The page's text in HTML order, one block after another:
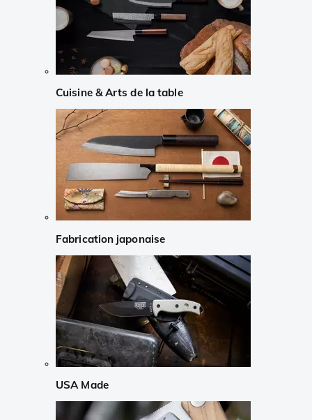
Cuisine & Arts de la table
Fabrication japonaise
USA Made